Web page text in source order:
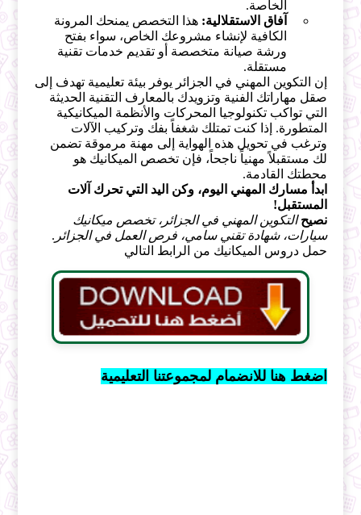
الخاصة.
آفاق الاستقلالية: هذا التخصص يمنحك المرونة
الكافية لإنشاء مشروعك الخاص، سواء بفتح
ورشة صيانة متخصصة أو تقديم خدمات تقنية
مستقلة.
إن التكوين المهني في الجزائر يوفر بيئة تعليمية تهدف إلى
صقل مهاراتك الفنية وتزويدك بالمعارف التقنية الحديثة
التي تواكب تكنولوجيا المحركات والأنظمة الميكانيكية
المتطورة. إذا كنت تمتلك شغفاً بفك وتركيب الآلات
وترغب في تحويل هذه الهواية إلى مهنة مرموقة تضمن
لك مستقبلاً مهنياً ناجحاً، فإن تخصص الميكانيك هو
محطتك القادمة.
ابدأ مسارك المهني اليوم، وكن اليد التي تحرك آلات
المستقبل!
نصيح التكوين المهني في الجزائر، تخصص ميكانيك
سيارات، شهادة تقني سامي، فرص العمل في الجزائر .
حمل دروس الميكانيك من الرابط التالي
اضغط هنا للانضمام لمجموعتنا التعليمية